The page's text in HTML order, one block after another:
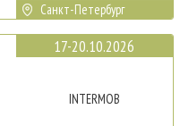
Санкт-Петербург
17-20.10.2026
INTERMOB